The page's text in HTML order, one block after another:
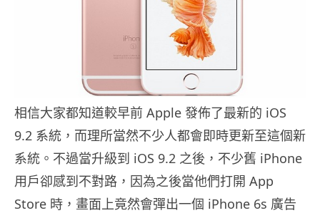
相信大家都知道較早前 Apple 發佈了最新的 iOS
9.2 系統，而理所當然不少人都會即時更新至這個新
系統。不過當升級到 iOS 9.2 之後，不少舊 iPhone
用戶卻感到不對路，因為之後當他們打開 App
Store 時，畫面上竟然會彈出一個 iPhone 6s 廣告